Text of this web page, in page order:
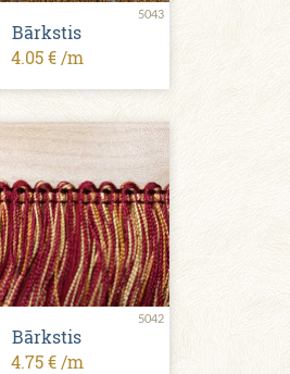
5043
Bārkstis
4.05 € /m
5042
Bārkstis
4.75 € /m